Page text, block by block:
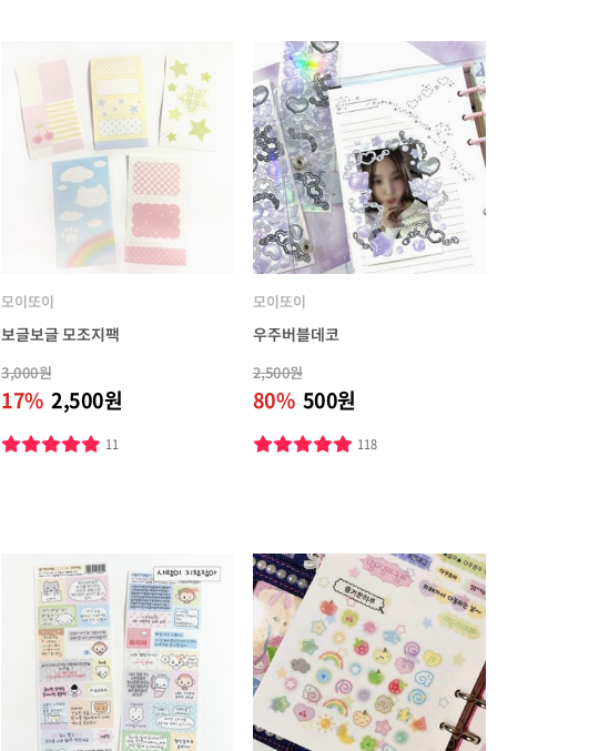
모이또이
보글보글 모조지팩
3,000원
17% 2,500원
11
모이또이
우주버블데코
2,500원
80% 500원
118